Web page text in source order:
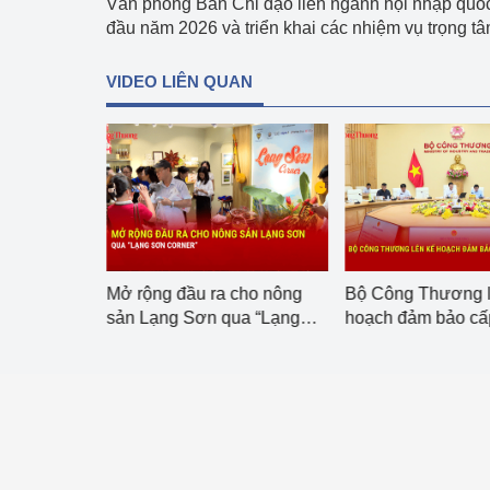
hiệu quả
Thông báo
Bảo vệ môi trường
Bảo vệ nền tảng tư
Doanh nghiệp -
Xúc tiến thương mại
Ngành Công
Văn phòng Ban Chỉ đạo liên ngành hội nhập
đầu năm 2026 và triển khai các nhiệm vụ trọng
VIDEO LIÊN QUAN
Mở rộng đầu ra cho nông
sản Lạng Sơn qua “Lạng
Bộ Công Thương
hoạch đảm bảo